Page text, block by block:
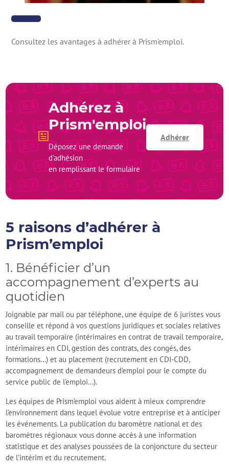
Consultez les avantages à adhérer à Prism'emploi.
Adhérez à
Prism'emploi
Déposez une demande
d'adhésion
en remplissant le formulaire
Adhérer
5 raisons d’adhérer à
Prism’emploi
1. Bénéficier d’un
accompagnement d’experts au
quotidien
Joignable par mail ou par téléphone, une équipe de 6 juristes vous
conseille et répond à vos questions juridiques et sociales relatives
au travail temporaire (intérimaires en contrat de travail temporaire,
intérimaires en CDI, gestion des contrats, des congés, des
formations…) et au placement (recrutement en CDI-CDD,
accompagnement de demandeurs d’emploi pour le compte du
service public de l’emploi…).
Les équipes de Prism’emploi vous aident à mieux comprendre
l’environnement dans lequel évolue votre entreprise et à anticiper
les événements. La publication du baromètre national et des
baromètres régionaux vous donne accès à une information
statistique et des analyses poussées de la conjoncture du secteur
de l’intérim et du recrutement.